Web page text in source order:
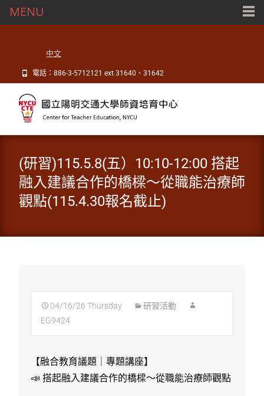
中文
電話：886-3-5712121 ext 31640、31642
(研習)115.5.8(五）10:10-12:00 搭起
融入建議合作的橋樑～從職能治療師
觀點(115.4.30報名截止)
04/16/26 Thursday
研習活動
EG9424
【融合教育議題｜專題講座】
📣 搭起融入建議合作的橋樑～從職能治療師觀點
MENU